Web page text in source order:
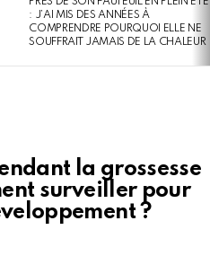
: J’AI MIS DES ANNÉES À
COMPRENDRE POURQUOI ELLE NE
SOUFFRAIT JAMAIS DE LA CHALEUR
la grossesse
surveiller pour
?